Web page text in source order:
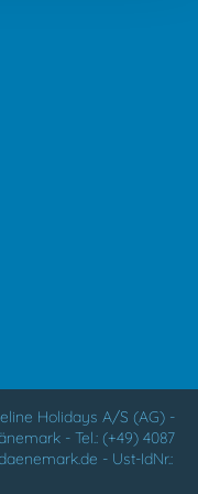
Holidays A/S (AG)-
- Tel.: (+49) 4087
- Ust-IdNr.: